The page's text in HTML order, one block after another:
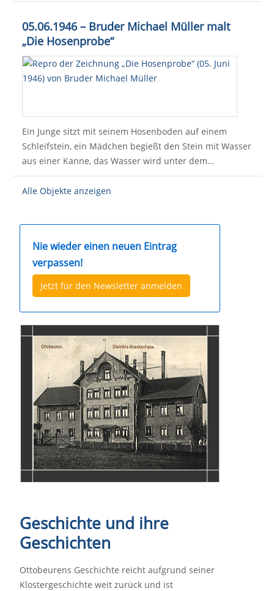
05.06.1946 – Bruder Michael Müller malt
„Die Hosenprobe“
Ein Junge sitzt mit seinem Hosenboden auf einem
Schleifstein, ein Mädchen begießt den Stein mit Wasser
aus einer Kanne, das Wasser wird unter dem…
Alle Objekte anzeigen
Nie wieder einen neuen Eintrag
verpassen!
Jetzt für den Newsletter anmelden
Geschichte und ihre
Geschichten
Ottobeurens Geschichte reicht aufgrund seiner
Klostergeschichte weit zurück und ist